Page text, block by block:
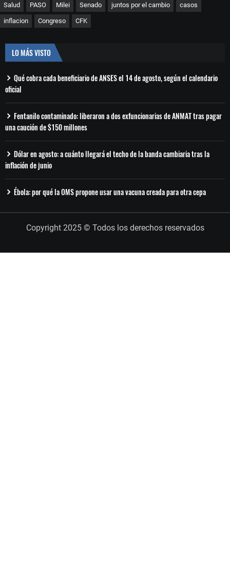
Salud PASO Milei Senado juntos por el cambio casos
inflacion Congreso CFK
LO MÁS VISTO
Qué cobra cada beneficiario de ANSES el 14 de agosto, según el calendario
oficial
Fentanilo contaminado: liberaron a dos exfuncionarias de ANMAT tras pagar
una caución de $150 millones
Dólar en agosto: a cuánto llegará el techo de la banda cambiaria tras la
inflación de junio
Ébola: por qué la OMS propone usar una vacuna creada para otra cepa
Copyright 2025 © Todos los derechos reservados